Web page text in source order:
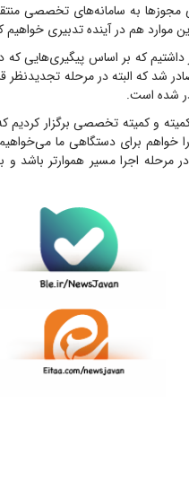
مجوزها به سامانه‌های تخصصی
موارد هم در آینده تدبیری خواهیم
داشتیم که بر اساس پیگیری‌هایی
که البته در مرحله تجدیدنظر
شده است.
جلسه کارشناسی پیش کمیته و کمیته تخصصی
برای دستگاهی ما
اجرا مسیر هموارتر باشد و